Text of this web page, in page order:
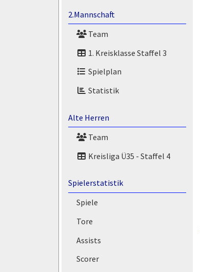
2.Mannschaft
Team
1. Kreisklasse Staffel 3
Spielplan
Statistik
Alte Herren
Team
Kreisliga Ü35 - Staffel 4
Spielerstatistik
Spiele
Tore
Assists
Scorer